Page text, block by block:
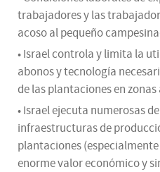
trabajadores y las
acoso al pequeño
• Israel controla y limita la
abonos y tecnología
de las plantaciones en zonas
• Israel ejecuta numerosas
infraestructuras de
plantaciones
enorme valor económico y